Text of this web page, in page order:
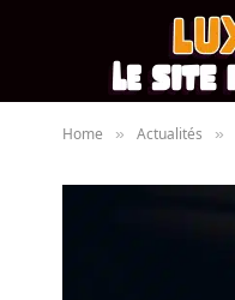
Home » Actualités »